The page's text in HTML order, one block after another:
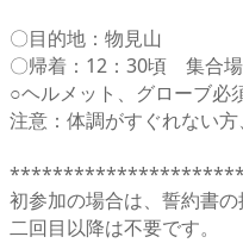
〇目的地：物見山
〇帰着：12：30頃 集合
○ヘルメット、グローブ必
注意：体調がすぐれない方
初参加の場合は、誓約書の
二回目以降は不要です。